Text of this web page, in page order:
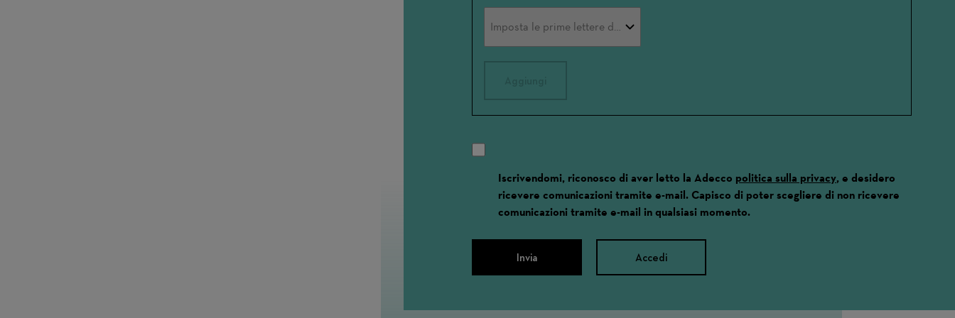
Iscrivendomi, riconosco di aver letto la Adecco politica sulla privacy, e desidero
ricevere comunicazioni tramite e-mail. Capisco di poter scegliere di non ricevere
comunicazioni tramite e-mail in qualsiasi momento.
Invia Accedi